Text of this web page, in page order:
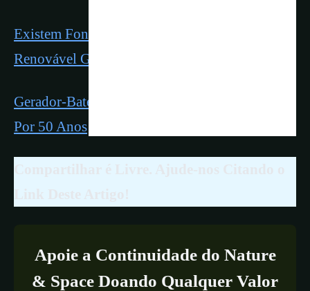
Existem Fontes Gigantescas de Hidrogênio
Renovável Geológico
Gerador-Bateria de Energia Atômica Pode Gerar
Por 50 Anos
Apoie a Continuidade do Nature
& Space Doando Qualquer Valor